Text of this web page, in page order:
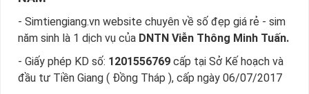
- Simtiengiang.vn website chuyên về số đẹp giá rẻ - sim
năm sinh là 1 dịch vụ của DNTN Viễn Thông Minh Tuấn.
- Giấy phép KD số: 1201556769 cấp tại Sở Kế hoạch và
đầu tư Tiền Giang ( Đồng Tháp ), cấp ngày 06/07/2017